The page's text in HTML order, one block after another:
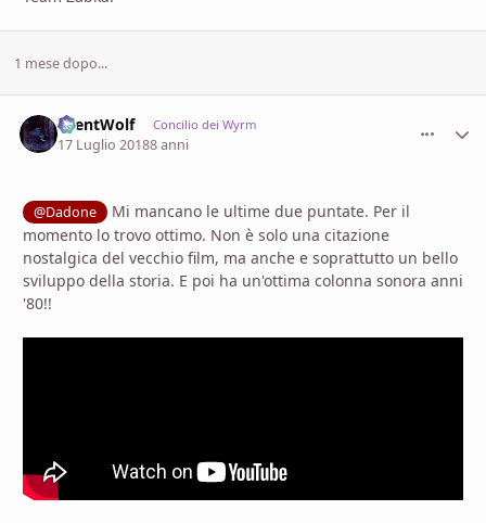
1 mese dopo...
SilentWolf Concilio dei Wyrm
17 Luglio 20188 anni
@Dadone
Mi mancano le ultime due puntate. Per il
momento lo trovo ottimo. Non è solo una citazione
nostalgica del vecchio film, ma anche e soprattutto un bello
sviluppo della storia. E poi ha un'ottima colonna sonora anni
'80!!